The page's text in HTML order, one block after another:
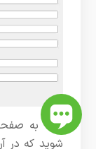
شما به
شوید که در